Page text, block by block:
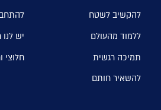
להקשיב לשטח
ללמוד מהעולם
יש לנו
תמיכה רגשית
חלוצי
להשאיר חותם